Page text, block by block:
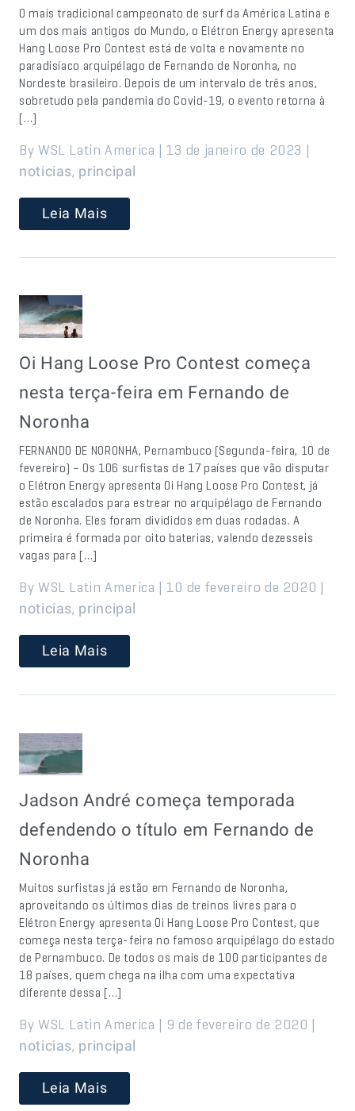
O mais tradicional campeonato de surf da América Latina e
um dos mais antigos do Mundo, o Elétron Energy apresenta
Hang Loose Pro Contest está de volta e novamente no
paradisíaco arquipélago de Fernando de Noronha, no
Nordeste brasileiro. Depois de um intervalo de três anos,
sobretudo pela pandemia do Covid-19, o evento retorna à
[…]
By WSL Latin America | 13 de janeiro de 2023 |
noticias, principal
Leia Mais
Oi Hang Loose Pro Contest começa
nesta terça-feira em Fernando de
Noronha
FERNANDO DE NORONHA, Pernambuco (Segunda-feira, 10 de
fevereiro) – Os 106 surfistas de 17 países que vão disputar
o Elétron Energy apresenta Oi Hang Loose Pro Contest, já
estão escalados para estrear no arquipélago de Fernando
de Noronha. Eles foram divididos em duas rodadas. A
primeira é formada por oito baterias, valendo dezesseis
vagas para […]
By WSL Latin America | 10 de fevereiro de 2020 |
noticias, principal
Leia Mais
Jadson André começa temporada
defendendo o título em Fernando de
Noronha
Muitos surfistas já estão em Fernando de Noronha,
aproveitando os últimos dias de treinos livres para o
Elétron Energy apresenta Oi Hang Loose Pro Contest, que
começa nesta terça-feira no famoso arquipélago do estado
de Pernambuco. De todos os mais de 100 participantes de
18 países, quem chega na ilha com uma expectativa
diferente dessa […]
By WSL Latin America | 9 de fevereiro de 2020 |
noticias, principal
Leia Mais